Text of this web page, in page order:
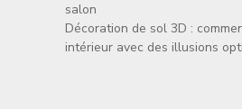
salon
Décoration de sol 3D :
intérieur avec des illusions